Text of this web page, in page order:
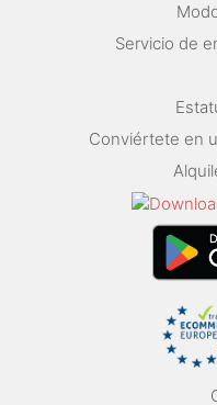
Servicio de
Conviértete en